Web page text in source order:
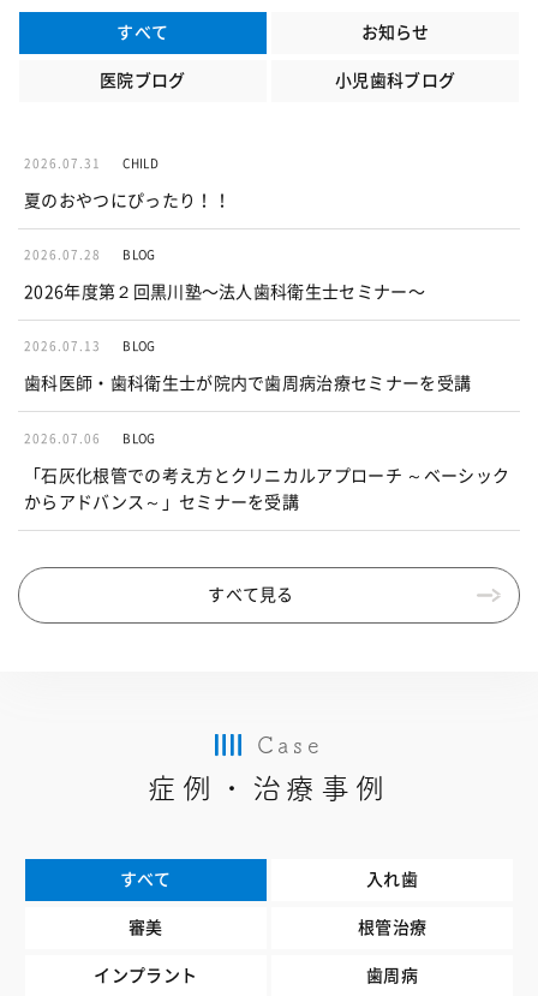
すべて お知らせ
医院ブログ 小児歯科ブログ
2026.07.31 CHILD
夏のおやつにぴったり！！
2026.07.28 BLOG
2026年度第２回黒川塾〜法人歯科衛生士セミナー〜
2026.07.13 BLOG
歯科医師・歯科衛生士が院内で歯周病治療セミナーを受講
2026.07.06 BLOG
「石灰化根管での考え方とクリニカルアプローチ ～ベーシック
からアドバンス～」セミナーを受講
すべて見る
Case
症例・治療事例
すべて 入れ歯
審美 根管治療
インプラント 歯周病